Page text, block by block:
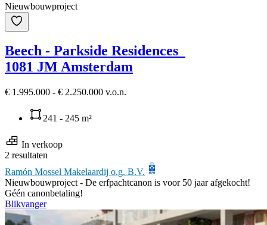
Nieuwbouwproject
Beech - Parkside Residences
1081 JM Amsterdam
€ 1.995.000 - € 2.250.000 v.o.n.
241 - 245 m²
In verkoop
2 resultaten
Ramón Mossel Makelaardij o.g. B.V.
Nieuwbouwproject - De erfpachtcanon is voor 50 jaar afgekocht!
Géén canonbetaling!
Blikvanger